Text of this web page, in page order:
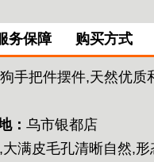
务保障 购买方式
手把件摆件,天然优
： 乌市银都店
满皮毛孔清晰自然,